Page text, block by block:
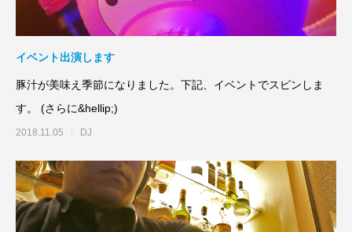
イベント出演します
豚汁が美味え季節になりました。下記、イベントでスピンしま
す。 (さらに&hellip;)
2018.11.05 DJ